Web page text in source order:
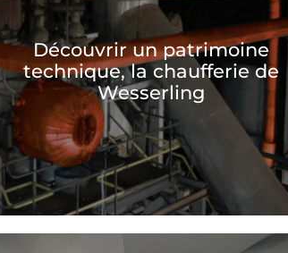
Découvrir un patrimoine
technique, la chaufferie de
Wesserling